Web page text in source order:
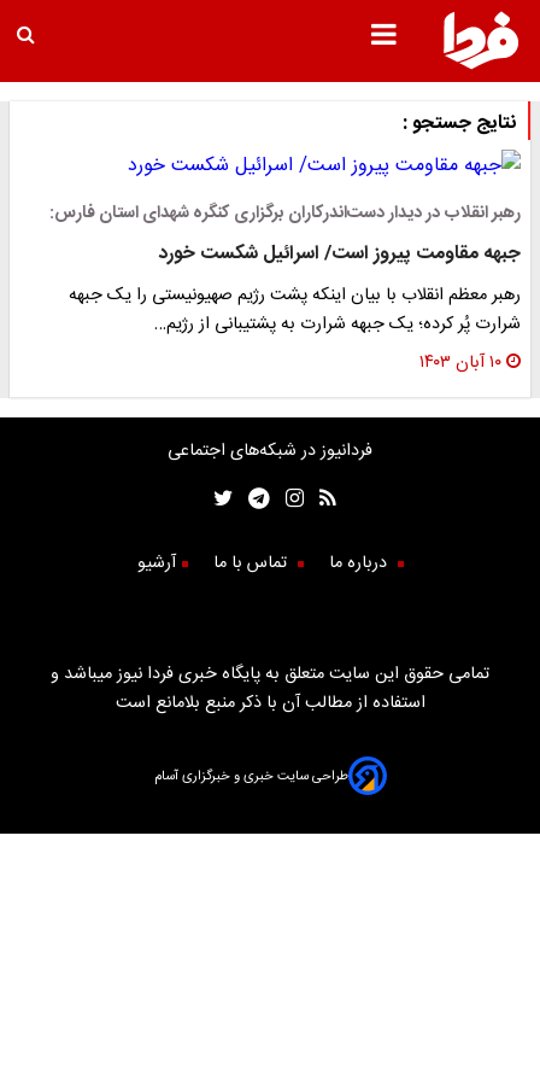
نتایج جستجو :
رهبر انقلاب در دیدار دست‌اندرکاران برگزاری کنگره شهدای استان فارس:
جبهه‌‌ مقاومت پیروز است/ اسرائیل شکست خورد
رهبر معظم انقلاب با بیان اینکه پشت رژیم صهیونیستی را یک جبهه‌‌
شرارت پُر کرده؛ یک جبهه‌‌ شرارت به پشتیبانی از رژیم…
۱۰ آبان ۱۴۰۳
فردانیوز در شبکه‌های اجتماعی
درباره ما تماس با ما آرشیو
تمامی حقوق این سایت متعلق به پایگاه خبری فردا نیوز میباشد و
استفاده از مطالب آن با ذکر منبع بلامانع است
طراحی سایت خبری و خبرگزاری آسام